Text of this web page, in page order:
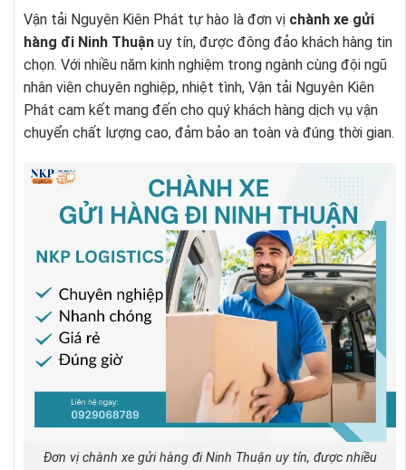
Vận tải Nguyên Kiên Phát tự hào là đơn vị chành xe gửi
hàng đi Ninh Thuận uy tín, được đông đảo khách hàng tin
chọn. Với nhiều năm kinh nghiệm trong ngành cùng đội ngũ
nhân viên chuyên nghiệp, nhiệt tình, Vận tải Nguyên Kiên
Phát cam kết mang đến cho quý khách hàng dịch vụ vận
chuyển chất lượng cao, đảm bảo an toàn và đúng thời gian.
Đơn vị chành xe gửi hàng đi Ninh Thuận uy tín, được nhiều